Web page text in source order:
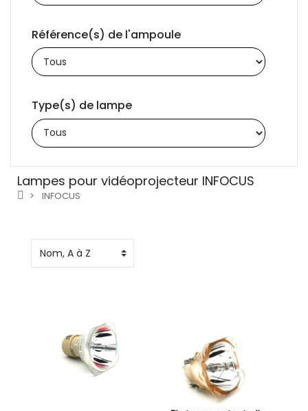
Référence(s) de l'ampoule
Type(s) de lampe
Lampes pour vidéoprojecteur INFOCUS
INFOCUS